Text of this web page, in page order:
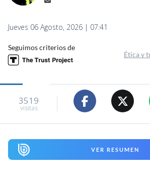
Jueves 06 Agosto, 2026 | 07:41
Seguimos criterios de
Ética y
3519
visitas
VER RESUMEN